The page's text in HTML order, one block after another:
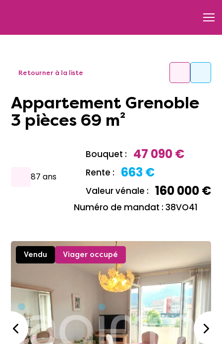
Retourner à la liste
Appartement Grenoble
3 pièces 69 m²
87 ans
Bouquet : 47 090 €
Rente : 663 €
Valeur vénale : 160 000 €
Numéro de mandat : 38VO41
Vendu Viager occupé